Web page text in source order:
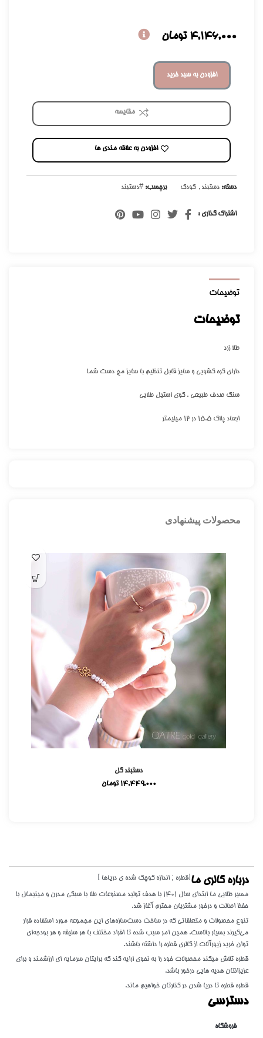
4,146,000 تومان
افزودن به سبد خرید
مقایسه
افزودن به علاقه مندی ها
دسته: دستبند , کودک برچسب: #دستبند
اشتراک گذاری :
توضیحات
توضیحات
طلا زرد
دارای گره کشویی و سایز قابل تنظیم با سایز مچ دست شما
سنگ صدف طبیعی . گوی استیل طلایی
ابعاد پلاک ۱۵.۵ در ۱۲ میلیمتر
محصولات پیشنهادی
دستبند گل
14,449,000 تومان
درباره گالری ما [قطره ; اندازه کوچک شده ی دریاها ]
مسیر طلایی ما ابتدای سال 1401 با هدف تولید مصنوعات طلا با سبکی مدرن و مینیمال با
حفظ اصالت و درخور مشتریان محترم آغاز شد.
تنوع محصولات و متعلقاتی که در ساخت دست‌سازه‌های این مجموعه مورد استفاده قرار
می‌گیرند بسیار بالاست. همین امر سبب شده تا افراد مختلف با هر سلیقه و هر بودجه‌ای
توان خرید زیورآلات از گالری قطره را داشته باشند.
قطره تلاش میکند محصولات خود را به نحوی ارایه کند که برایتان سرمایه ای ارزشمند و برای
عزیزانتان هدیه هایی درخور باشد.
قطره قطره تا دریا شدن در کنارتان خواهیم ماند.
دسترسی
فروشگاه